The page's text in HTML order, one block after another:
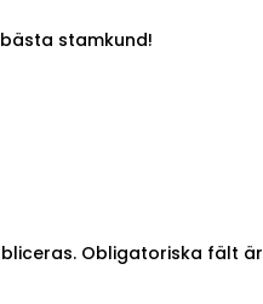
stamkund!
Obligatoriska fält är